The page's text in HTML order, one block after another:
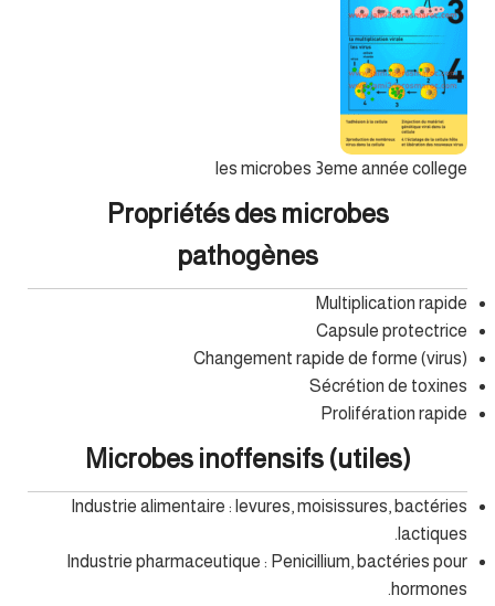
les microbes 3eme année college
Propriétés des microbes
pathogènes
Multiplication rapide
Capsule protectrice
Changement rapide de forme (virus)
Sécrétion de toxines
Prolifération rapide
Microbes inoffensifs (utiles)
Industrie alimentaire : levures, moisissures, bactéries
lactiques.
Industrie pharmaceutique : Penicillium, bactéries pour
hormones.